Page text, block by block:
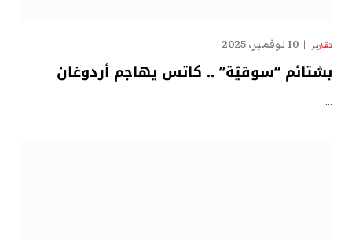
تقارير 10 نوفمبر، 2025
بشتائم “سوقيّة” .. كاتس يهاجم أردوغان
…